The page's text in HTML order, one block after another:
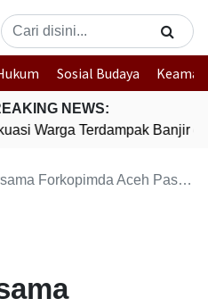
Sosial Budaya
NEWS:
Warga Terdampak Banjir di
Pastikan Perayaan Pergantian Tahun, Berjalan Aman dan Kondusif